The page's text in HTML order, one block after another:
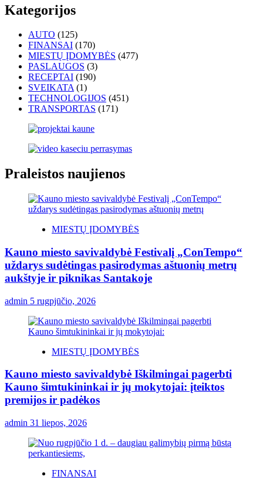
Kategorijos
AUTO (125)
FINANSAI (170)
MIESTŲ ĮDOMYBĖS (477)
PASLAUGOS (3)
RECEPTAI (190)
SVEIKATA(1)
TECHNOLOGIJOS (451)
TRANSPORTAS (171)
Praleistos naujienos
MIESTŲ ĮDOMYBĖS
Kauno miesto savivaldybė Festivalį „ConTempo“
uždarys sudėtingas pasirodymas aštuonių metrų
aukštyje ir piknikas Santakoje
admin 5 rugpjūčio, 2026
MIESTŲ ĮDOMYBĖS
Kauno miesto savivaldybė Iškilmingai pagerbti
Kauno šimtukininkai ir jų mokytojai: įteiktos
premijos ir padėkos
admin 31 liepos, 2026
FINANSAI